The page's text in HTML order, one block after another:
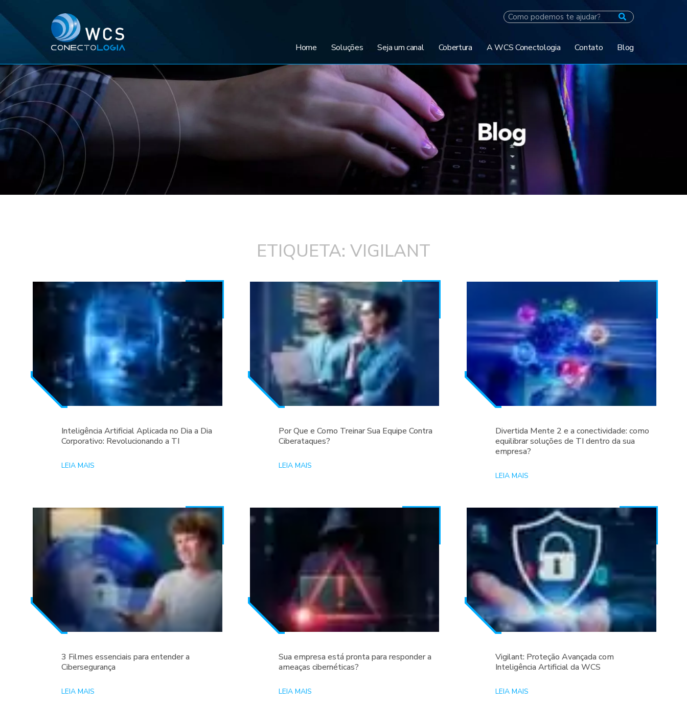
Home Soluções Seja um canal Cobertura A WCS Conectologia Contato Blog
ETIQUETA: VIGILANT
Inteligência Artificial Aplicada no Dia a Dia
Corporativo: Revolucionando a TI
LEIA MAIS
Por Que e Como Treinar Sua Equipe Contra
Ciberataques?
LEIA MAIS
Divertida Mente 2 e a conectividade: como
equilibrar soluções de TI dentro da sua
empresa?
LEIA MAIS
3 Filmes essenciais para entender a
Cibersegurança
LEIA MAIS
Sua empresa está pronta para responder a
ameaças cibernéticas?
LEIA MAIS
Vigilant: Proteção Avançada com
Inteligência Artificial da WCS
LEIA MAIS